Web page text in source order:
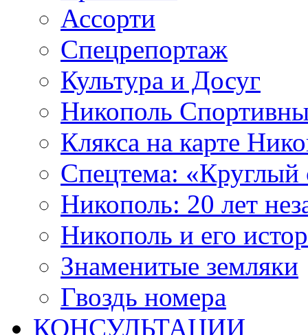
Ассорти
Спецрепортаж
Культура и Досуг
Никополь
Клякса на карте
Cпецтема:
Никополь: 20 лет
Никополь и его
Знаменитые земляки
Гвоздь номера
КОНСУЛЬТАЦИИ